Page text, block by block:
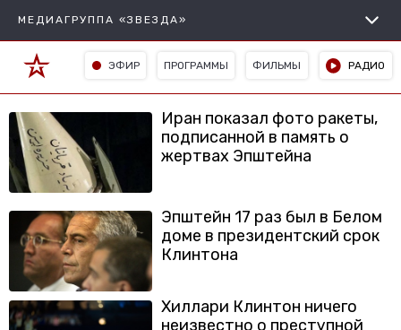
МЕДИАГРУППА «ЗВЕЗДА»
ЭФИР ПРОГРАММЫ ФИЛЬМЫ РАДИО
Иран показал фото ракеты,
подписанной в память о
жертвах Эпштейна
Эпштейн 17 раз был в Белом
доме в президентский срок
Клинтона
Хиллари Клинтон ничего
неизвестно о преступной